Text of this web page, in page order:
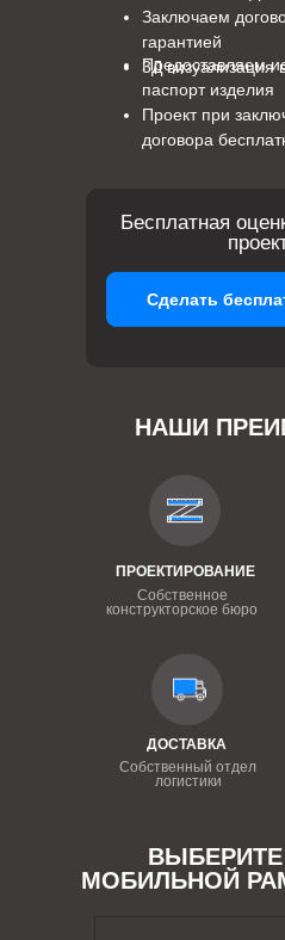
Предоставляем
паспорт изделия
Проект при
договора
Заключаем
гарантией
3Д визуализация
НАШИ
ПРОЕКТИРОВАНИЕ
Собственное
конструкторское бюро
ДОСТАВКА
Собственный отдел
логистики
Бесплатная
Сделать
МОБИЛЬНОЙ